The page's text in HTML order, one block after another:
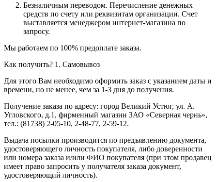
Безналичным переводом. Перечисление денежных
средств по счету или реквизитам организации. Счет
выставляется менеджером интернет-магазина по
запросу.
Мы работаем по 100% предоплате заказа.
Как получить? 1. Самовывоз
Для этого Вам необходимо оформить заказ с указанием даты и
времени, но не менее, чем за 1-3 дня до получения.
Получение заказа по адресу: город Великий Устюг, ул. А.
Угловского, д.1, фирменный магазин ЗАО «Северная чернь»,
тел.: (81738) 2-05-10, 2-48-77, 2-59-12.
Выдача посылки производится по предъявлению документа,
удостоверяющего личность покупателя, либо доверенности
или номера заказа и/или ФИО покупателя (при этом продавец
имеет право запросить у получателя заказа документ,
удостоверяющий личность).